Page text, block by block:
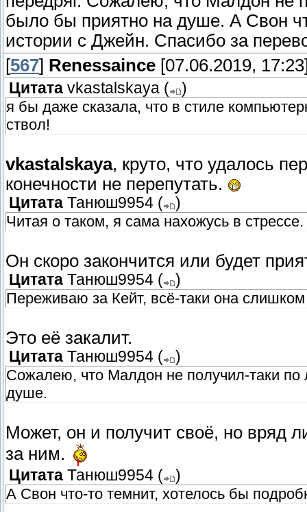
было бы приятно на душе. А Свон
истории с Джейн. Спасибо за
[567] Renessaince [07.06.2019,
Цитата vkastalskaya (
)
я бы даже сказала, что в стиле
ствол!
vkastalskaya, круто, что удалось
конечности не перепутать.
Цитата Танюш9954 (
)
Читая о таком, я сама нахожусь в стрессе.
Он скоро закончится или будет
Цитата Танюш9954 (
)
Переживаю за Кейт, всё-таки она
Это её закалит.
Цитата Танюш9954 (
)
Сожалею, что Малдон не получил-таки
душе.
Может, он и получит своё, но вряд
за ним.
Цитата Танюш9954 (
)
А Свон что-то темнит, хотелось бы